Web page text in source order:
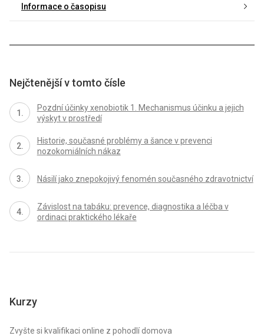
Informace o časopisu
Nejčtenější v tomto čísle
Pozdní účinky xenobiotik 1. Mechanismus účinku a jejich
výskyt v prostředí
Historie, současné problémy a šance v prevenci
nozokomiálních nákaz
Násilí jako znepokojivý fenomén současného zdravotnictví
Závislost na tabáku: prevence, diagnostika a léčba v
ordinaci praktického lékaře
Kurzy
Zvyšte si kvalifikaci online z pohodlí domova